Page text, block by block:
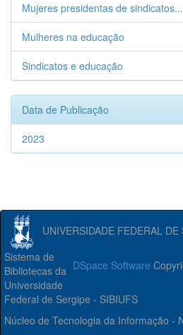
Mujeres presidentas de sindicatos...
Mulheres na educação
Sindicatos e educação
Data de Publicação
2023
UNIVERSIDADE FEDERAL DE
DSpace Software
Sistema de
Bibliotecas da
Universidade
Federal de Sergipe - SIBIUFS
Núcleo de Tecnologia da Informação -